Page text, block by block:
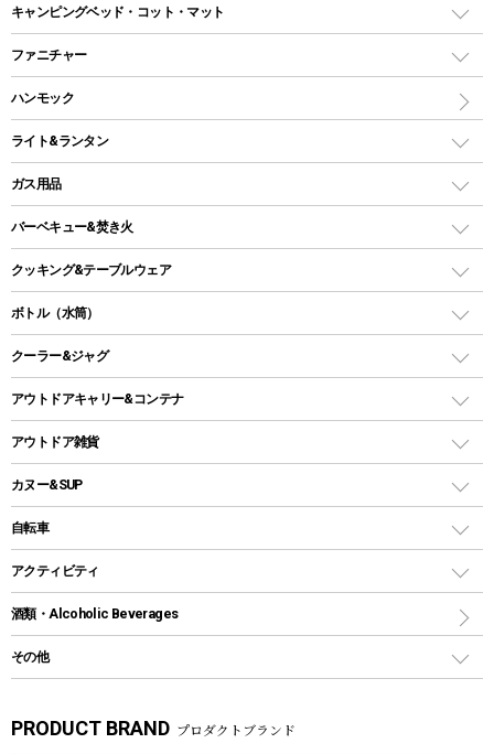
ツールームテント
ワンポールテント
シェルターテント
ソロテント
ロッジ型・オリジナルテント
タープ
スクエアタープ（レクタタープ）
メッシュタープ
自立式タープ
パラソル
テントアクセサリー
ペグ
ポール
グランドシート
ツール
レクタングラー型（封筒型）シュラフ
インナーシュラフ
キャンピングベッド・コット・マット
キャンピングベッド・コット
インフレータブルマット
ファニチャー
アウトドアテーブル
レジャーシート
ハンモック
ライト&ランタン
LEDランタン
ガスランタン
オイルランタン
LEDライト
ヘッドライト
キャンドル
ガス用品
ガスバーナー
ガス缶
ガストーチ、ライター
バーベキュー&焚き火
バーベキューコンロ、グリル
焚き火台タイプ（ロースタイル）グリル
卓上タイプグリル
パーティータイプグリル
ソロキャンプ用グリル
鉄板、アミ
焚き火台&ストーブ
火起こし
バーベキューツール
クッキング&テーブルウェア
ダッチオーブン
ホットサンドメーカー
クッカーセット
シェラカップ
クッキングツール
ナイフ
カトラリー
マグカップ、カップ
ボトル（水筒）
ステンレスボトル
コップ付きタイプ
ワンタッチタイプ
プラスチックボトル
ディズニーボトル
クーラー&ジャグ
クーラーボックス
クーラーバッグ
ウォータージャグ
保冷剤
アウトドアキャリー&コンテナ
アウトドアキャリー
アウトドア雑貨
バックパック&バッグ
リュック、バックパック
トートバッグ、サコッシュ
ショッピングキャリー
その他アウトドア雑貨
カヌー&SUP
インフレータブル
カヤック
パドル
ヘルメット
自転車
折りたたみ自転車
スポーツサイクル
シティサイクル
アクティビティ
マリン
ラッシュガード
酒類・Alcoholic Beverages
その他
湯たんぽ
PRODUCT BRAND プロダクトブランド